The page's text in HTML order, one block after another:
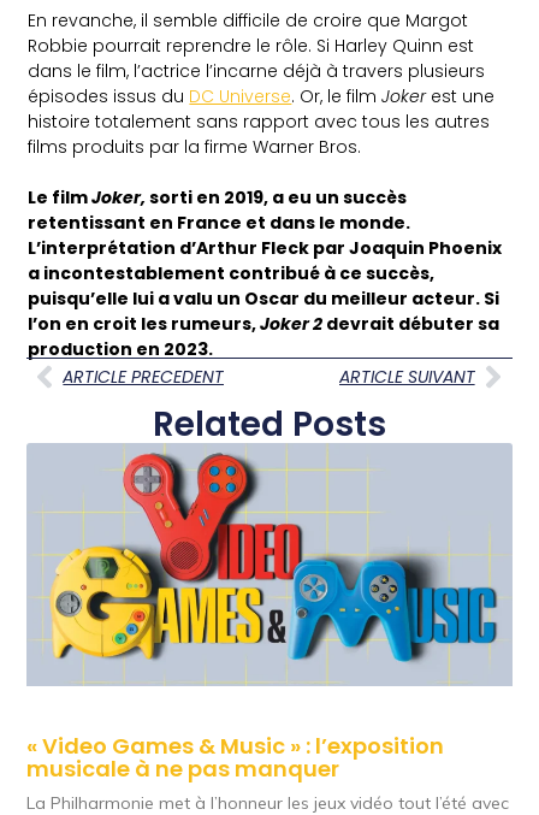
En revanche, il semble difficile de croire que Margot
Robbie pourrait reprendre le rôle. Si Harley Quinn est
dans le film, l’actrice l’incarne déjà à travers plusieurs
épisodes issus du DC Universe. Or, le filmJokerest une
histoire totalement sans rapport avec tous les autres
films produits par la firme Warner Bros.
Le filmJoker, sorti en 2019, a eu un succès
retentissant en France et dans le monde.
L’interprétation d’Arthur Fleck par Joaquin Phoenix
a incontestablement contribué à ce succès,
puisqu’elle lui a valu un Oscar du meilleur acteur. Si
l’on en croit les rumeurs,Joker 2 devrait débuter sa
production en 2023.
ARTICLE PRECEDENT
ARTICLE SUIVANT
Related Posts
« Video Games & Music » : l’exposition
musicale à ne pas manquer
La Philharmonie met à l’honneur les jeux vidéo tout l’été avec